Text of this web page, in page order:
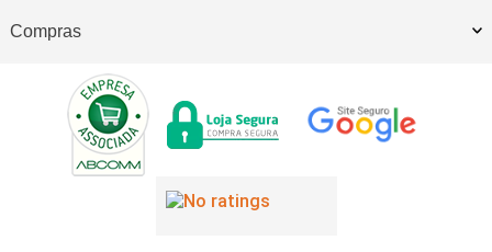
Compras